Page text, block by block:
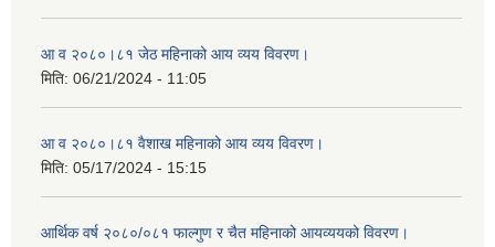
आ व २०८०।८१ जेठ महिनाको आय व्यय विवरण।
मिति: 06/21/2024 - 11:05
आ व २०८०।८१ वैशाख महिनाको आय व्यय विवरण।
मिति: 05/17/2024 - 15:15
आर्थिक वर्ष २०८०/०८१ फाल्गुण र चैत महिनाको आयव्ययको विवरण।